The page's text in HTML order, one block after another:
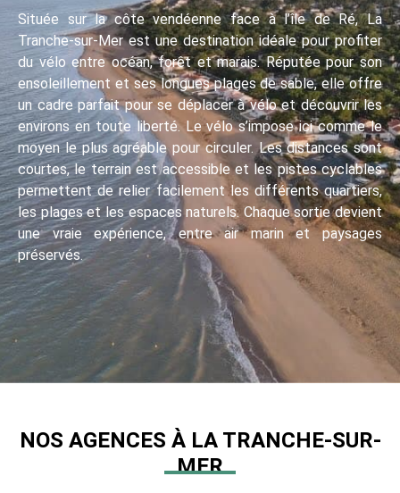
Située sur la côte vendéenne face à l’île de Ré, La
Tranche-sur-Mer est une destination idéale pour profiter
du vélo entre océan, forêt et marais. Réputée pour son
ensoleillement et ses longues plages de sable, elle offre
un cadre parfait pour se déplacer à vélo et découvrir les
environs en toute liberté. Le vélo s’impose ici comme le
moyen le plus agréable pour circuler. Les distances sont
courtes, le terrain est accessible et les pistes cyclables
permettent de relier facilement les différents quartiers,
les plages et les espaces naturels. Chaque sortie devient
une vraie expérience, entre air marin et paysages
préservés.
NOS AGENCES À LA TRANCHE-SUR-
MER